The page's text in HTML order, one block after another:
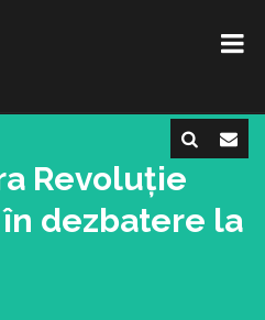
Revoluție
dezbatere la